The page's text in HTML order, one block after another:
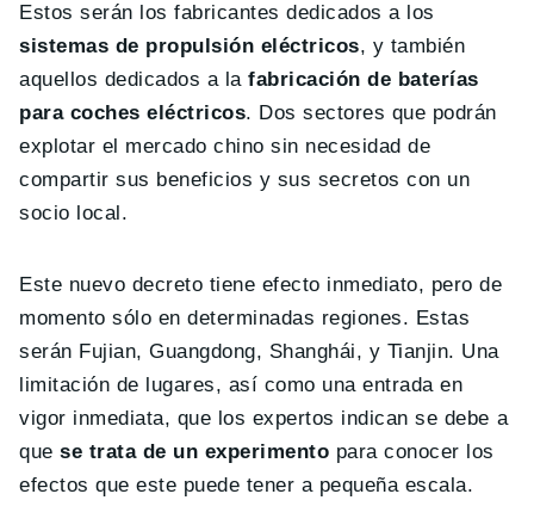
Estos serán los fabricantes dedicados a los
sistemas de propulsión eléctricos, y también
aquellos dedicados a lafabricación de baterías
para coches eléctricos. Dos sectores que podrán
explotar el mercado chino sin necesidad de
compartir sus beneficios y sus secretos con un
socio local.
Este nuevo decreto tiene efecto inmediato, pero de
momento sólo en determinadas regiones. Estas
serán Fujian, Guangdong, Shanghái, y Tianjin. Una
limitación de lugares, así como una entrada en
vigor inmediata, que los expertos indican se debe a
quese trata de un experimento para conocer los
efectos que este puede tener a pequeña escala.